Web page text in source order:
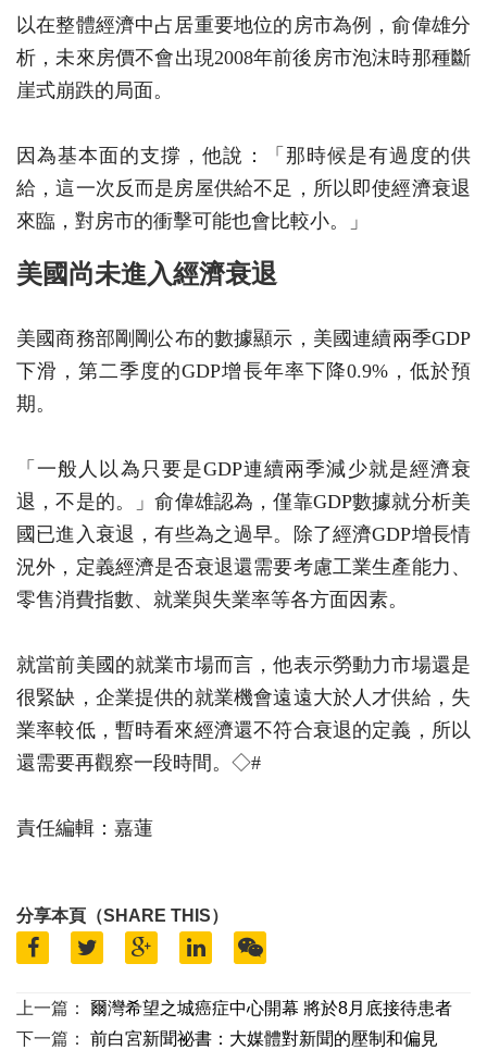
以在整體經濟中占居重要地位的房市為例，俞偉雄分
析，未來房價不會出現2008年前後房市泡沫時那種斷
崖式崩跌的局面。
因為基本面的支撐，他說：「那時候是有過度的供
給，這一次反而是房屋供給不足，所以即使經濟衰退
來臨，對房市的衝擊可能也會比較小。」
美國尚未進入經濟衰退
美國商務部剛剛公布的數據顯示，美國連續兩季GDP
下滑，第二季度的GDP增長年率下降0.9%，低於預
期。
「一般人以為只要是GDP連續兩季減少就是經濟衰
退，不是的。」俞偉雄認為，僅靠GDP數據就分析美
國已進入衰退，有些為之過早。除了經濟GDP增長情
況外，定義經濟是否衰退還需要考慮工業生產能力、
零售消費指數、就業與失業率等各方面因素。
就當前美國的就業市場而言，他表示勞動力市場還是
很緊缺，企業提供的就業機會遠遠大於人才供給，失
業率較低，暫時看來經濟還不符合衰退的定義，所以
還需要再觀察一段時間。◇#
責任編輯：嘉蓮
分享本頁（SHARE THIS）
上一篇：
爾灣希望之城癌症中心開幕 將於8月底接待患者
下一篇：
前白宮新聞祕書：大媒體對新聞的壓制和偏見